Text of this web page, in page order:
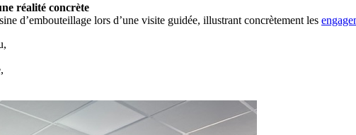
réalité concrète
d’embouteillage lors d’une visite guidée, illustrant concrètement les